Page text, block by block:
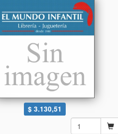
$ 3.130,51